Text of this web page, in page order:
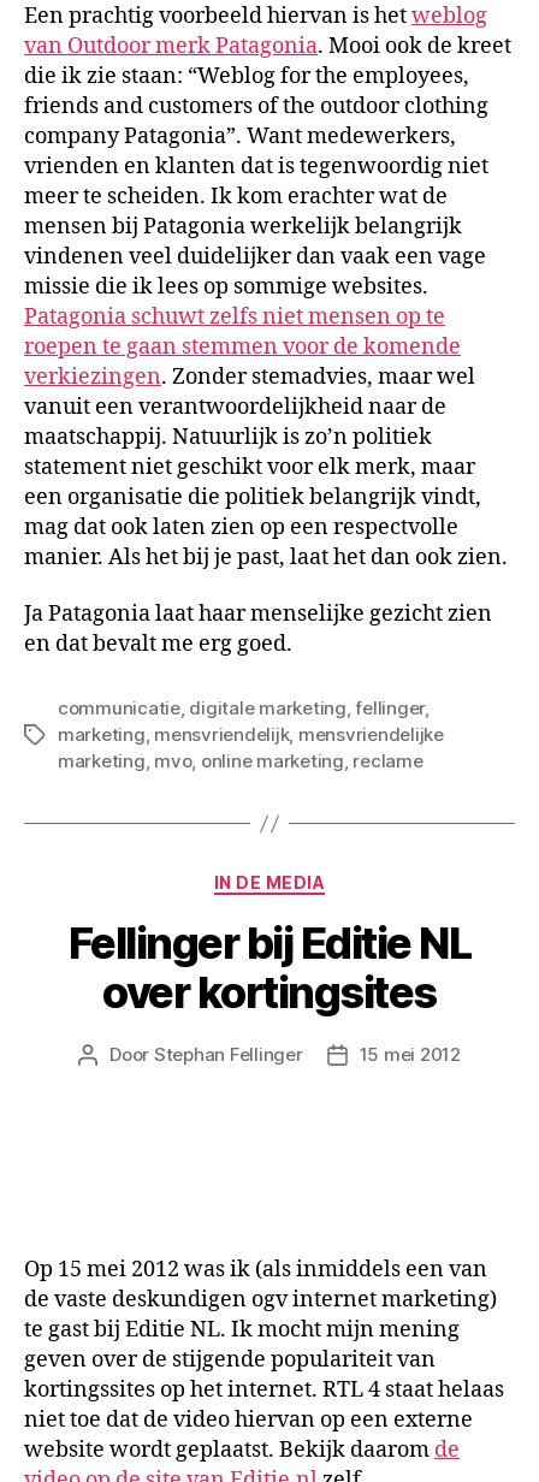
Een prachtig voorbeeld hiervan is hetweblog
van Outdoor merk Patagonia. Mooi ook de kreet
die ik zie staan: “Weblog for the employees,
friends and customers of the outdoor clothing
company Patagonia”. Want medewerkers,
vrienden en klanten dat is tegenwoordig niet
meer te scheiden. Ik kom erachter wat de
mensen bij Patagonia werkelijk belangrijk
vindenen veel duidelijker dan vaak een vage
missie die ik lees op sommige websites.
Patagonia schuwt zelfs niet mensen op te
roepen te gaan stemmen voor de komende
verkiezingen. Zonder stemadvies, maar wel
vanuit een verantwoordelijkheid naar de
maatschappij. Natuurlijk is zo’n politiek
statement niet geschikt voor elk merk, maar
een organisatie die politiek belangrijk vindt,
mag dat ook laten zien op een respectvolle
manier. Als het bij je past, laat het dan ook zien.
Ja Patagonia laat haar menselijke gezicht zien
en dat bevalt me erg goed.
Tags
communicatie, digitale marketing,fellinger,
marketing, mensvriendelijk, mensvriendelijke
marketing, mvo, online marketing, reclame
Categorieën
IN DE MEDIA
Fellinger bij Editie NL
over kortingsites
Berichtauteur
Door Stephan Fellinger Berichtdatum
15 mei 2012
Op 15 mei 2012 was ik (als inmiddels een van
de vaste deskundigen ogv internet marketing)
te gast bij Editie NL. Ik mocht mijn mening
geven over de stijgende populariteit van
kortingssites op het internet. RTL 4 staat helaas
niet toe dat de video hiervan op een externe
website wordt geplaatst. Bekijk daarom de